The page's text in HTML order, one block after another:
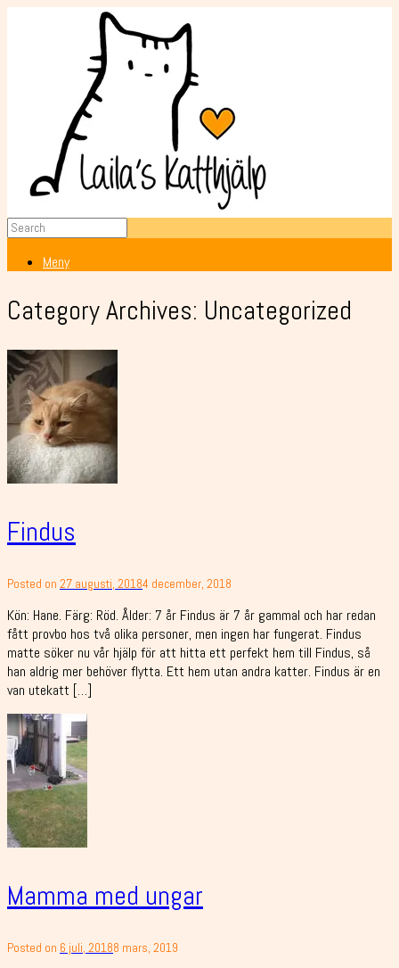
Meny
Category Archives: Uncategorized
Findus
Posted on 27 augusti, 20184 december, 2018
Kön: Hane. Färg: Röd. Ålder: 7 år Findus är 7 år gammal och har redan
fått provbo hos två olika personer, men ingen har fungerat. Findus
matte söker nu vår hjälp för att hitta ett perfekt hem till Findus, så
han aldrig mer behöver flytta. Ett hem utan andra katter. Findus är en
van utekatt […]
Mamma med ungar
Posted on 6 juli, 20188 mars, 2019